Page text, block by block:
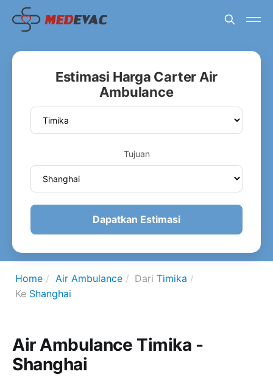
Estimasi Harga Carter Air
Ambulance
Tujuan
Dapatkan Estimasi
Home Air Ambulance Dari Timika
Ke Shanghai
Air Ambulance Timika -
Shanghai